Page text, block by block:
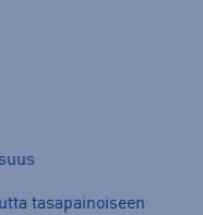
tasapainoiseen